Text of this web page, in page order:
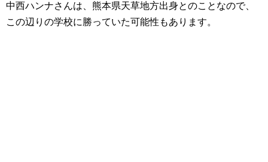
中西ハンナさんは、熊本県天草地方出身とのことなので、
この辺りの学校に勝っていた可能性もあります。